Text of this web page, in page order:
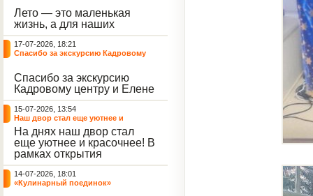
игры выступил наш
воспитанник - Константин
Н., который по праву носит
звание самого читающего
и эрудированного
участника наших
мероприятий.
Лето — это маленькая
жизнь, а для наших
воспитанниц оно
наполнено открытиями. В
один из теплых дней мы
пластилин, книги и конечно
же телефоны, чтобы
отправиться на небольшую
цветочную охоту в
ближайший луг.
17-07-2026, 18:21
Спасибо за экскурсию Кадровому
Спасибо за экскурсию
Кадровому центру и Елене
Романовне за тёплую
встречу.
15-07-2026, 13:54
Наш двор стал еще уютнее и
красочнее!
На днях наш двор стал
еще уютнее и красочнее! В
рамках открытия
Социальной гостиной
нашего Центра, перед
воспитанниками была
14-07-2026, 18:01
«Кулинарный поединок»